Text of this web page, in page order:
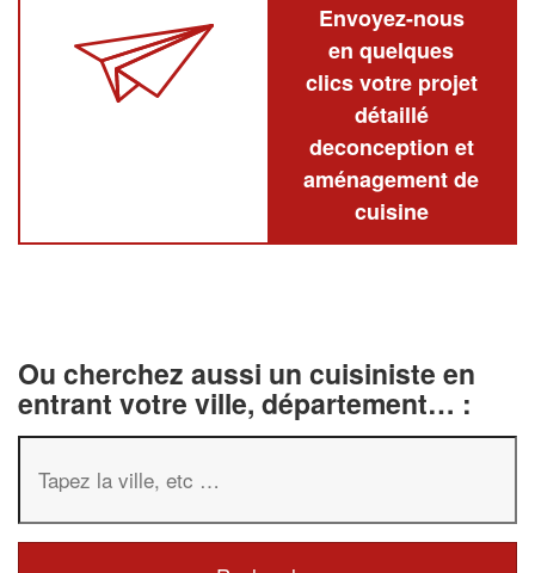
Envoyez-nous
en quelques
clics votre projet
détaillé
deconception et
aménagement de
cuisine
Ou cherchez aussi un cuisiniste en
entrant votre ville, département… :